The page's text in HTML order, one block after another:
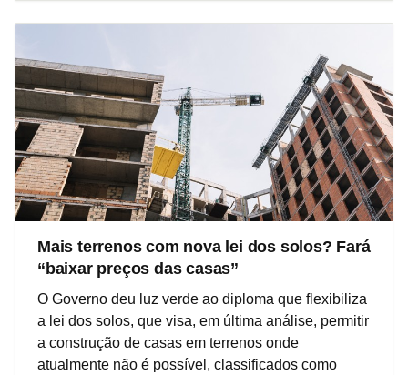
Mais terrenos com nova lei dos solos? Fará
“baixar preços das casas”
O Governo deu luz verde ao diploma que flexibiliza
a lei dos solos, que visa, em última análise, permitir
a construção de casas em terrenos onde
atualmente não é possível, classificados como